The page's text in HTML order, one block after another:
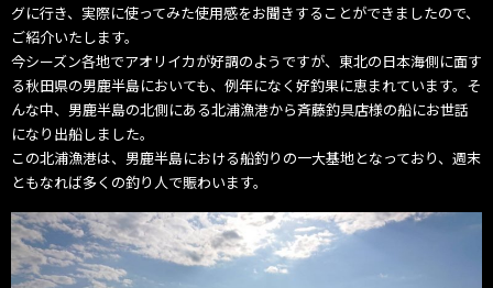
グに行き、 実際に使ってみた使用感をお聞きすることができましたので、
ご紹介いたします。
今シーズン各地でアオリイカが好調のようですが、 東北の日本海側に面す
る秋田県の男鹿半島においても、 例年になく好釣果に恵まれています。そ
んな中、 男鹿半島の北側にある北浦漁港から斉藤釣具店様の船にお世話
になり出船しました。
この北浦漁港は、 男鹿半島における船釣りの一大基地となっており、 週末
ともなれば多くの釣り人で賑わいます。